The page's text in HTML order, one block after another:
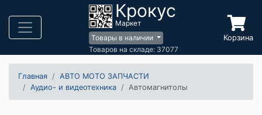
Крокус
Маркет
Товары в наличии
Товаров на складе: 37077
Корзина
Главная
АВТО МОТО ЗАПЧАСТИ
Аудио- и видеотехника
Автомагнитолы